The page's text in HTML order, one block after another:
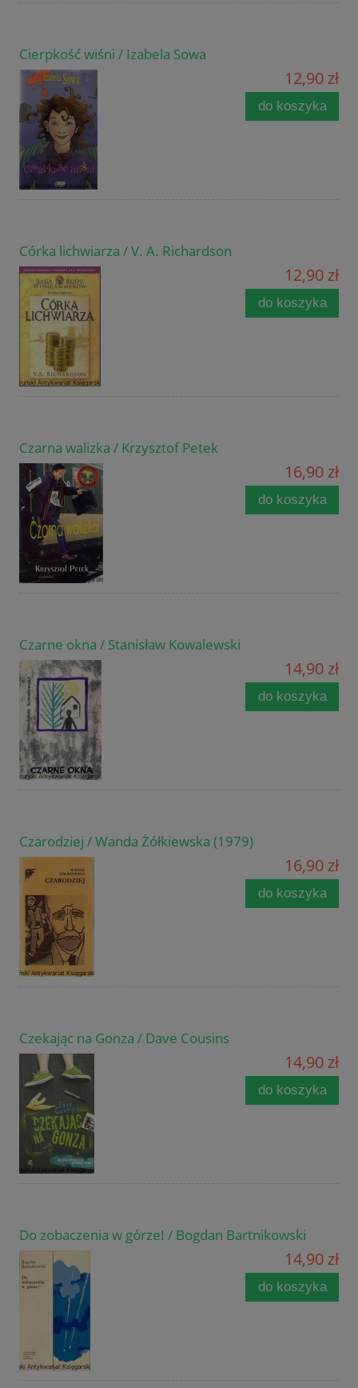
Cierpkość wiśni / Izabela Sowa
12,90 zł
do koszyka
Córka lichwiarza / V. A. Richardson
12,90 zł
do koszyka
Czarna walizka / Krzysztof Petek
16,90 zł
do koszyka
Czarne okna / Stanisław Kowalewski
14,90 zł
do koszyka
Czarodziej / Wanda Żółkiewska (1979)
16,90 zł
do koszyka
Czekając na Gonza / Dave Cousins
14,90 zł
do koszyka
Do zobaczenia w górze! / Bogdan Bartnikowski
14,90 zł
do koszyka